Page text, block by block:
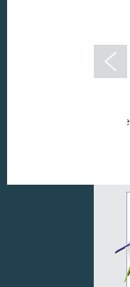
Léger - André Mare